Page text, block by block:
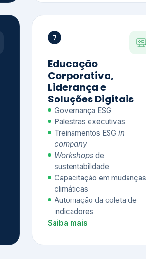
7
Educação
Corporativa,
Liderança e
Soluções Digitais
Governança ESG
Palestras executivas
Treinamentos ESG in
company
Workshops de
sustentabilidade
Capacitação em mudanças
climáticas
Automação da coleta de
indicadores
Saiba mais